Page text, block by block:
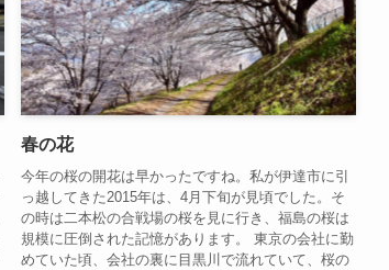
春の花
今年の桜の開花は早かったですね。私が伊達市に引
っ越してきた2015年は、4月下旬が見頃でした。そ
の時は二本松の合戦場の桜を見に行き、福島の桜は
規模に圧倒された記憶があります。 東京の会社に勤
めていた頃、会社の裏に目黒川で流れていて、桜の